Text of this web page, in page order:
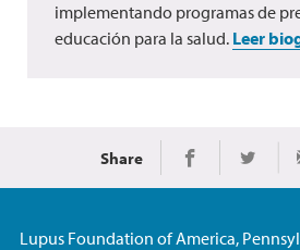
implementando programas de
educación para la salud. Leer
Share Share onShare
Lupus Foundation of America,